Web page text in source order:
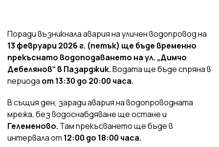
Поради възникнала авария на уличен водопровод на
13 февруари 2026 г. (петък) ще бъде временно
прекъснато водоподаването на ул. „Димчо
Дебелянов“ в Пазарджик.Водата ще бъде спряна в
периода от 13:30 до 20:00 часа.
В същия ден, заради авария на водопроводната
мрежа, без водоснабдяване ще остане и
Гелеменово. Там прекъсването ще бъде в
интервала от 12:00 до 18:00 часа.